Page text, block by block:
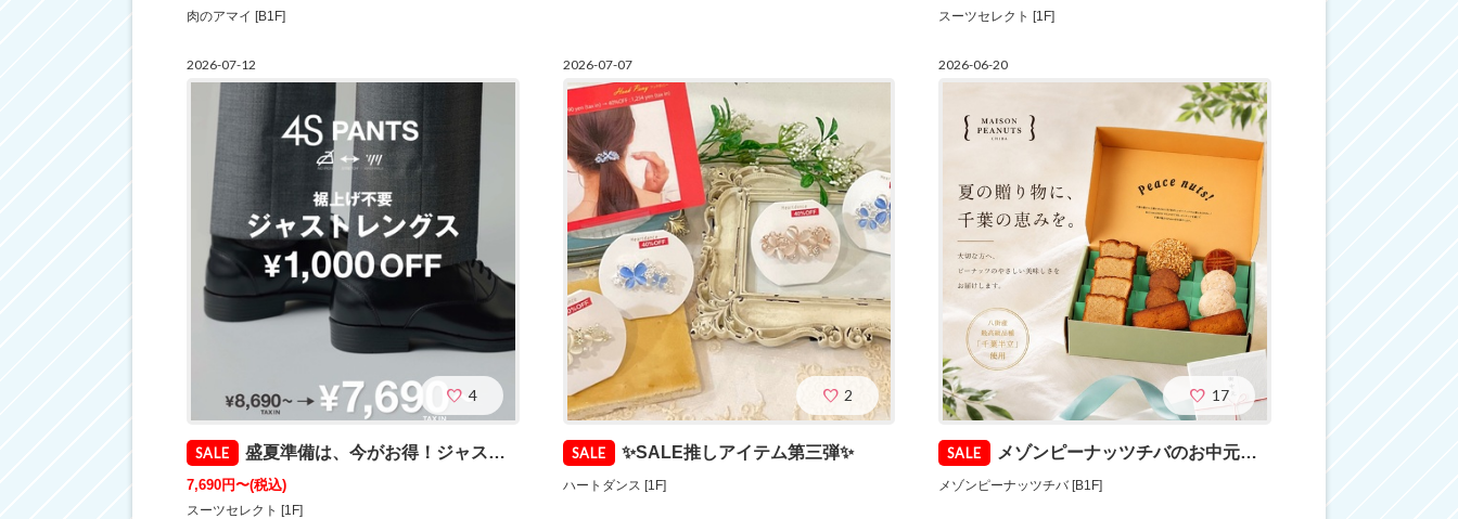
肉のアマイ [B1F] スーツセレクト [1F]
2026-07-12
SALE 盛夏準備は、今がお得！ジャストレングスパンツが￥1,000OFF
7,690円〜(税込)
スーツセレクト [1F]
4
2026-07-07
SALE ✨SALE推しアイテム第三弾✨
ハートダンス [1F]
2
2026-06-20
SALE メゾンピーナッツチバのお中元ギフト
メゾンピーナッツチバ [B1F]
17